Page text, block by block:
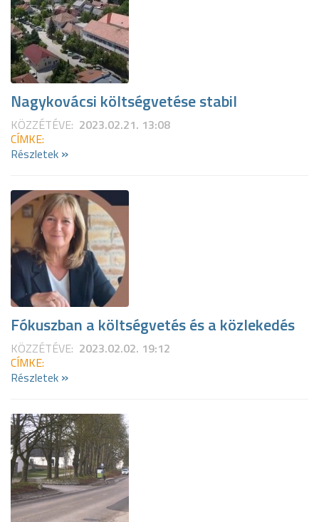
Nagykovácsi költségvetése stabil
KÖZZÉTÉVE: 2023.02.21. 13:08
CÍMKE:
Részletek »
Fókuszban a költségvetés és a közlekedés
KÖZZÉTÉVE: 2023.02.02. 19:12
CÍMKE:
Részletek »